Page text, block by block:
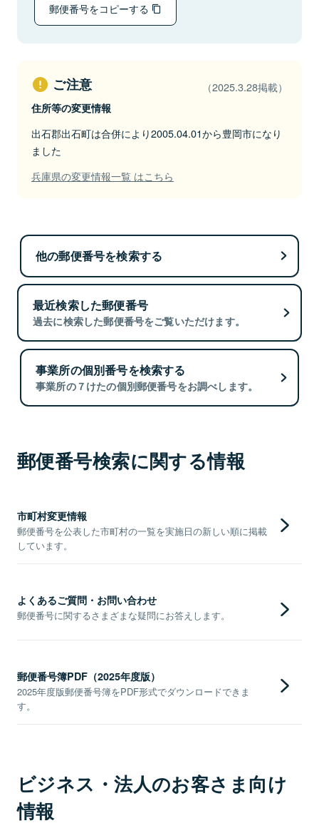
郵便番号をコピーする
ご注意 （2025.3.28掲載）
住所等の変更情報
出石郡出石町は合併により2005.04.01から豊岡市になり
ました
兵庫県の変更情報一覧 はこちら
他の郵便番号を検索する
最近検索した郵便番号
過去に検索した郵便番号をご覧いただけます。
事業所の個別番号を検索する
事業所の７けたの個別郵便番号をお調べします。
郵便番号検索に関する情報
市町村変更情報
郵便番号を公表した市町村の一覧を実施日の新しい順に掲載
しています。
よくあるご質問・お問い合わせ
郵便番号に関するさまざまな疑問にお答えします。
郵便番号簿PDF（2025年度版）
2025年度版郵便番号簿をPDF形式でダウンロードできま
す。
ビジネス・法人のお客さま向け
情報